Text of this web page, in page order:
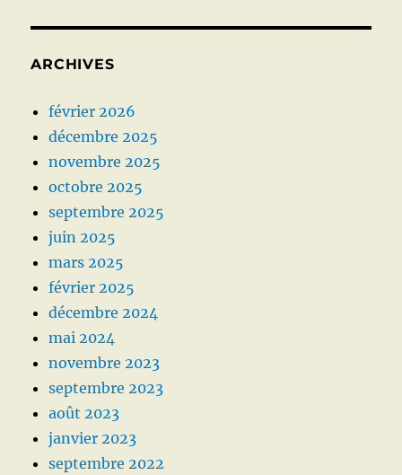
ARCHIVES
février 2026
décembre 2025
novembre 2025
octobre 2025
septembre 2025
juin 2025
mars 2025
février 2025
décembre 2024
mai 2024
novembre 2023
septembre 2023
août 2023
janvier 2023
septembre 2022